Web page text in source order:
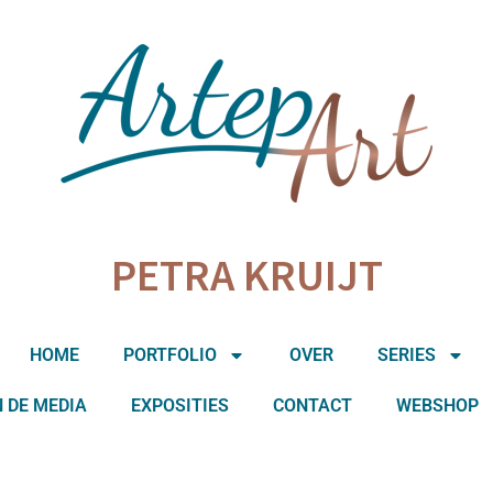
PETRA KRUIJT
HOME PORTFOLIO OVER SERIES
DE MEDIA EXPOSITIES CONTACT WEBSHOP